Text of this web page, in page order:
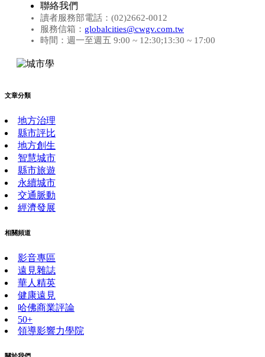
聯絡我們
讀者服務部電話：(02)2662-0012
服務信箱： globalcities@cwgv.com.tw
時間：週一至週五 9:00 ~ 12:30;13:30 ~ 17:00
文章分類
地方治理
縣市評比
地方創生
智慧城市
縣市旅遊
永續城市
交通脈動
經濟發展
相關頻道
影音專區
遠見雜誌
華人精英
健康遠見
哈佛商業評論
50+
領導影響力學院